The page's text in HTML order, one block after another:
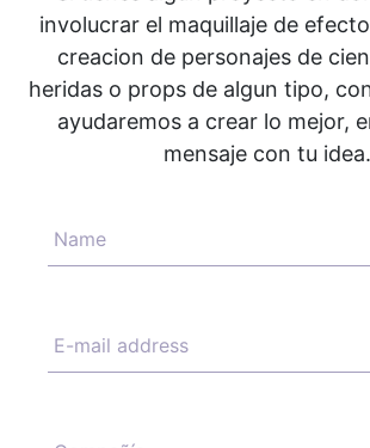
involucrar el maquillaje de
creacion de personajes de
heridas o props de algun tipo,
ayudaremos a crear lo mejor,
mensaje con tu idea.